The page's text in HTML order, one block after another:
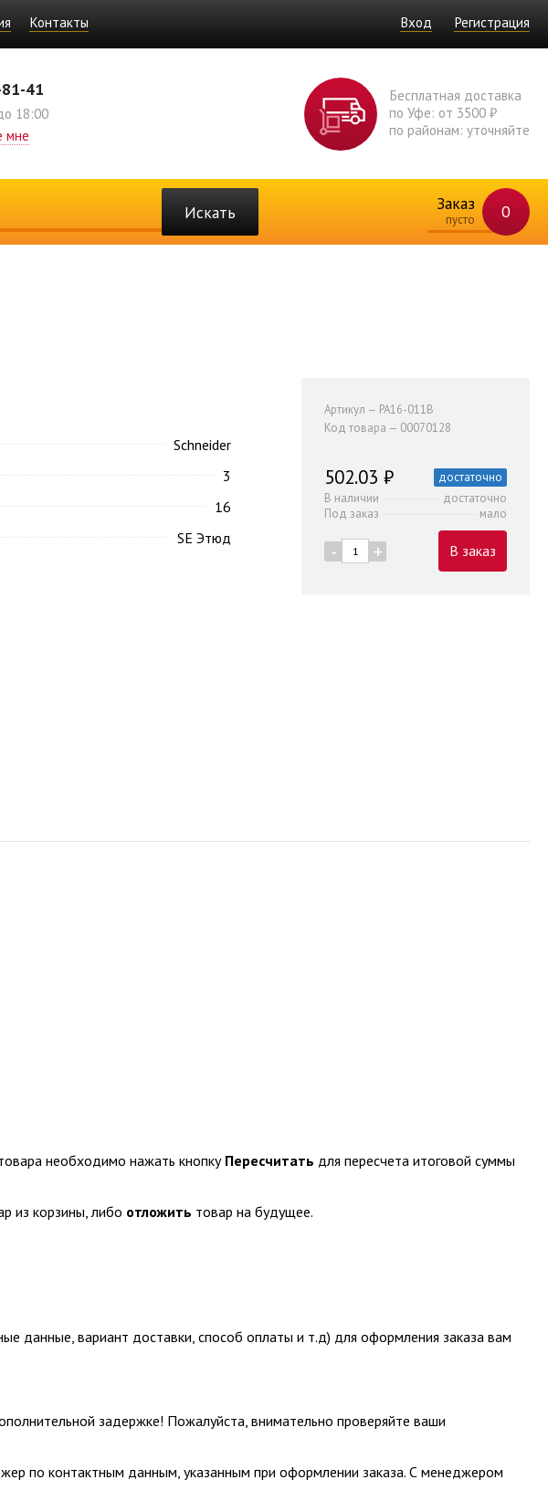
Контакты Вход Регистрация
41
18:00
мне
Бесплатная доставка
по Уфе: от 3500 ₽
по районам: уточняйте
Искать Заказ 0
пусто
Schneider
3
16
SE Этюд
Артикул — PA16-011B
Код товара — 00070128
502.03 ₽
достаточно
В наличии
достаточно
Под заказ
мало
- + В заказ
необходимо нажать кнопку Пересчитать для пересчета итоговой суммы
из корзины, либо отложить товар на будущее.
данные, вариант доставки, способ оплаты и т.д) для оформления заказа вам
задержке! Пожалуйста, внимательно проверяйте ваши
по контактным данным, указанным при оформлении заказа. С менеджером